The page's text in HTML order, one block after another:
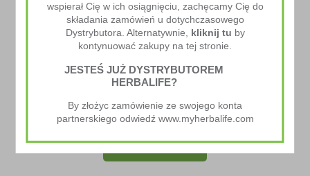
Herbalife24® Hydrate
148.00zł
wspierał Cię w ich osiągnięciu, zachęcamy Cię do
składania zamówień u dotychczasowego
Dystrybutora. Alternatywnie, kliknij tu by
kontynuować zakupy na tej stronie.
JESTEŚ JUŻ DYSTRYBUTOREM
HERBALIFE?
By złożyc zamówienie ze swojego konta
partnerskiego odwiedź www.myherbalife.com